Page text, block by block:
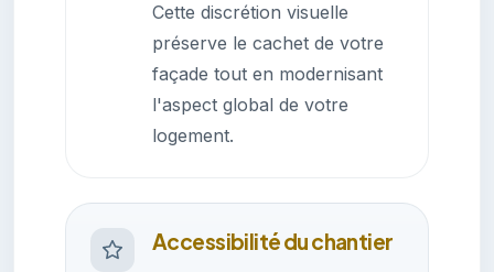
Cette discrétion visuelle
préserve le cachet de votre
façade tout en modernisant
l'aspect global de votre
logement.
Accessibilité du chantier